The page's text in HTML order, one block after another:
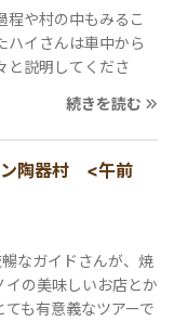
程や村の中もみるこ
ハイさんは車中から
と説明してくださ
めました。大勢のお
ものだったことも
解が深まりました。
ができました。 ハ
とうございまし
続きを読む
ン陶器村 <午前
なガイドさんが、焼
イの美味しいお店とか
も有意義なツアーで